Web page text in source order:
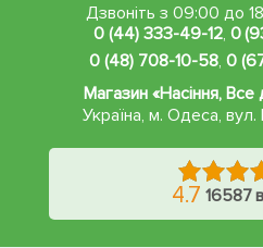
Дзвоніть з 09:00 до
0 (44) 333-49-12, 0
0 (48) 708-10-58, 0
Магазин «Насіння,
Україна, м. Одеса,вул.
4.7 16587